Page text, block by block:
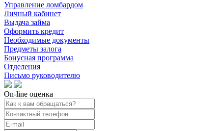
Управление ломбардом
Личный кабинет
Выдача займа
Оформить кредит
Необходимые документы
Предметы залога
Бонусная программа
Отделения
Письмо руководителю
On-line оценка